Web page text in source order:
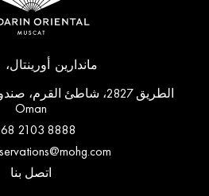
ماندارين
Oman
2103 8888
اتصل بنا